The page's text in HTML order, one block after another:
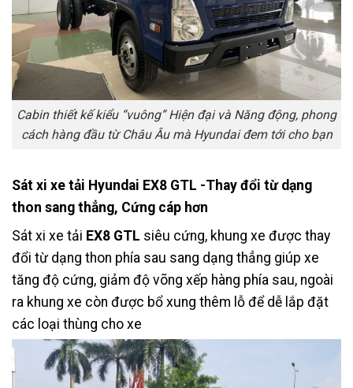
Cabin thiết kế kiểu “vuông” Hiện đại và Năng động, phong
cách hàng đầu từ Châu Âu mà Hyundai đem tới cho bạn
Sát xi xe tải Hyundai EX8 GTL -Thay đổi từ dạng
thon sang thẳng, Cứng cáp hơn
Sát xi xe tải EX8 GTL siêu cứng, khung xe được thay
đổi từ dạng thon phía sau sang dạng thẳng giúp xe
tăng độ cứng, giảm độ võng xếp hàng phía sau, ngoài
ra khung xe còn được bổ xung thêm lỗ để dễ lắp đặt
các loại thùng cho xe